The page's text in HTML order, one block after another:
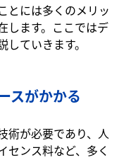
とには多くのメリッ
します。ここではデ
ていきます。
スがかかる
術が必要であり、人
センス料など、多く